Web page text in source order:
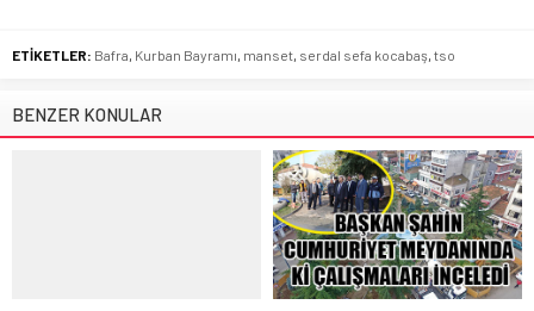
ETİKETLER: Bafra Kurban Bayramı manset serdal sefa kocabaş tso
BENZER KONULAR